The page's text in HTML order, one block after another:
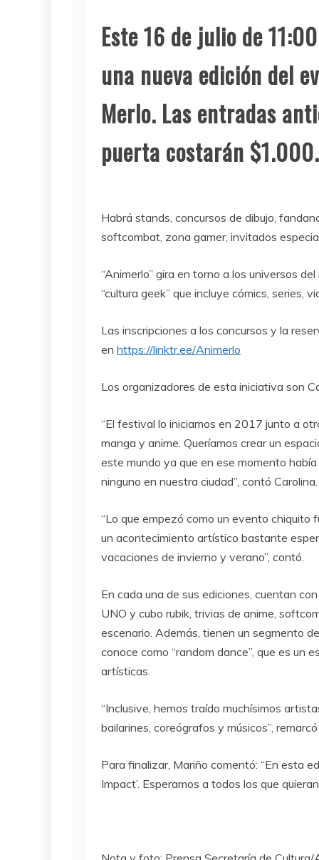
Este 16 de julio de
una nueva edición del
Merlo. Las entradas
puerta costarán $1.000.
Habrá stands, concursos de dibujo,
softcombat, zona gamer, invitados
“Animerlo” gira en torno a los universos
“cultura geek” que incluye cómics, series,
Las inscripciones a los concursos y la
en https://linktr.ee/Animerlo
Los organizadores de esta iniciativa son
“El festival lo iniciamos en 2017 junto a
manga y anime. Queríamos crear un
este mundo ya que en ese momento
ninguno en nuestra ciudad”, contó Carolina.
“Lo que empezó como un evento chiquito
un acontecimiento artístico bastante
vacaciones de invierno y verano”, contó.
En cada una de sus ediciones, cuentan
UNO y cubo rubik, trivias de anime,
escenario. Además, tienen un segmento
conoce como “random dance”, que es un
artísticas.
“Inclusive, hemos traído muchísimos
bailarines, coreógrafos y músicos”,
Para finalizar, Mariño comentó: “En esta
Impact’. Esperamos a todos los que